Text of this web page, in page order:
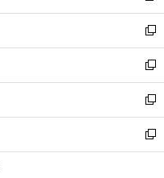
開
く
ウ
ィ
ン
ド
ウ
で
開
く
し
い
ウ
ィ
ン
ド
ウ
で
開
新
し
い
ウ
ィ
ン
ド
ウ
新
し
い
ウ
ィ
ン
新
し
い
ウ
新
し